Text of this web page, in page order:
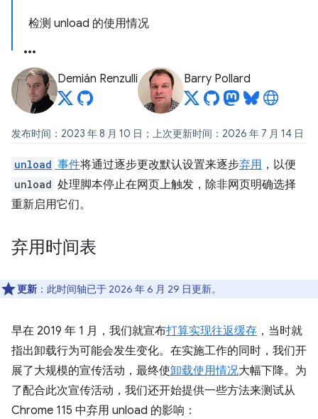
检测 unload 的使用情况
Demián Renzulli Barry Pollard
发布时间：2023 年 8 月 10 日；上次更新时间：2026 年 7 月 14 日
unload 事件将通过逐步更改默认设置来逐步弃用 ，以便
unload 处理脚本停止在网页上触发，除非网页明确选择
重新启用它们。
弃用时间表
更新 ：此时间轴已于 2026 年 6 月 29 日更新。
早在 2019 年 1 月，我们就宣布打算实现往返缓存 ，当时就
指出卸载行为可能会发生变化。在实施工作的同时，我们开
展了大规模的宣传活动，最终使卸载使用情况大幅下降。为
了配合此次宣传活动，我们还开始提供一些方法来测试从
Chrome 115 中弃用 unload 的影响：